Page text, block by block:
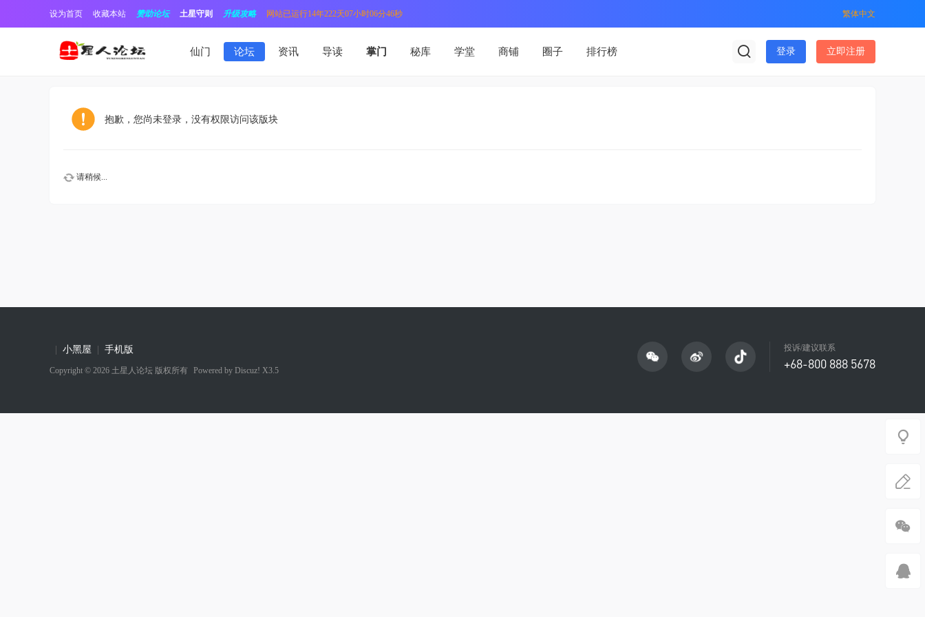
设为首页 收藏本站 赞助论坛 土星守则 升级攻略 网站已运行14年222天07小时06分46秒 繁体中文
仙门 论坛 资讯 导读 掌门 秘库 学堂 商铺 圈子 排行榜 登录 立即注册
抱歉，您尚未登录，没有权限访问该版块
请稍候...
投诉/建议联系
+68-800 888 5678
小黑屋 手机版
Copyright © 2026 土星人论坛 版权所有 Powered by Discuz! X3.5